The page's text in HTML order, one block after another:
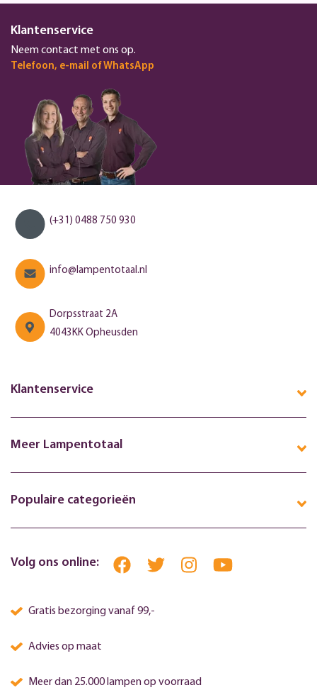
Klantenservice
Neem contact met ons op.
Telefoon, e-mail of WhatsApp
(+31) 0488 750 930
info@lampentotaal.nl
Dorpsstraat 2A
4043KK Opheusden
Klantenservice
Meer Lampentotaal
Populaire categorieën
Volg ons online:
Gratis bezorging vanaf 99,-
Advies op maat
Meer dan 25.000 lampen op voorraad